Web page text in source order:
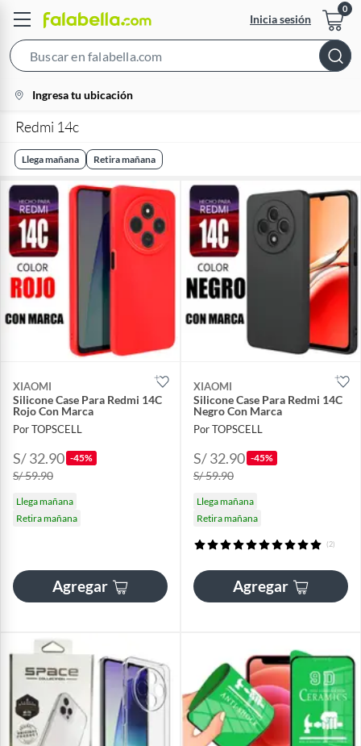
Inicia sesión
Bar
location-
icon
Ingresa tu ubicación
Redmi 14c
Llega mañana Retira mañana
XIAOMI
Silicone Case Para Redmi 14C
Rojo Con Marca
Por TOPSCELL
S/ 32.90 -45%
S/ 59.90
Llega mañana
Retira mañana
Agregar
XIAOMI
Silicone Case Para Redmi 14C
Negro Con Marca
Por TOPSCELL
S/ 32.90 -45%
S/ 59.90
Llega mañana
Retira mañana
(2)
Agregar